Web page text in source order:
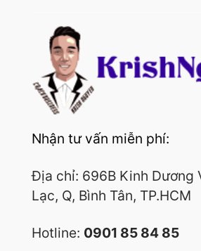
Nhận tư vấn miễn phí:
Địa chỉ: 696B Kinh Dương
Lạc, Q, Bình Tân, TP.HCM
Hotline: 0901 85 84 85